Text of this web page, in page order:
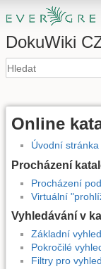
DokuWiki
Online
Úvodní
Procházení
Procházení
Virtuální
Vyhledávání v
Základní
Pokročilé
Filtry pro